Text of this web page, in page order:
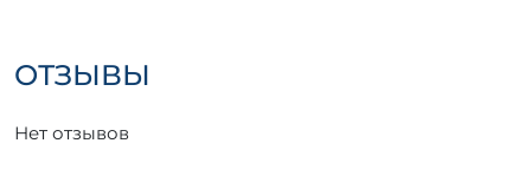
ОТЗЫВЫ
Нет отзывов